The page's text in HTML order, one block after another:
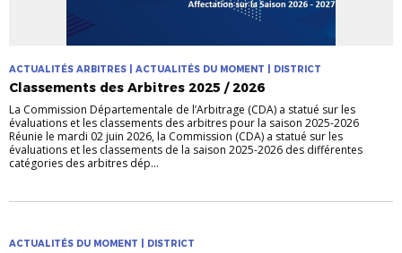
ACTUALITÉS ARBITRES | ACTUALITÉS DU MOMENT | DISTRICT
Classements des Arbitres 2025 / 2026
La Commission Départementale de l’Arbitrage (CDA) a statué sur les
évaluations et les classements des arbitres pour la saison 2025-2026
Réunie le mardi 02 juin 2026, la Commission (CDA) a statué sur les
évaluations et les classements de la saison 2025-2026 des différentes
catégories des arbitres dép...
ACTUALITÉS DU MOMENT | DISTRICT